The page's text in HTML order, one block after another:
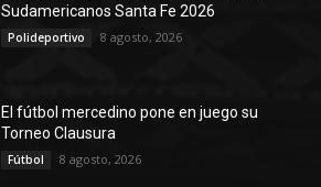
Sudamericanos Santa Fe 2026
Polideportivo 8 agosto, 2026
El fútbol mercedino pone en juego su
Torneo Clausura
Fútbol 8 agosto, 2026